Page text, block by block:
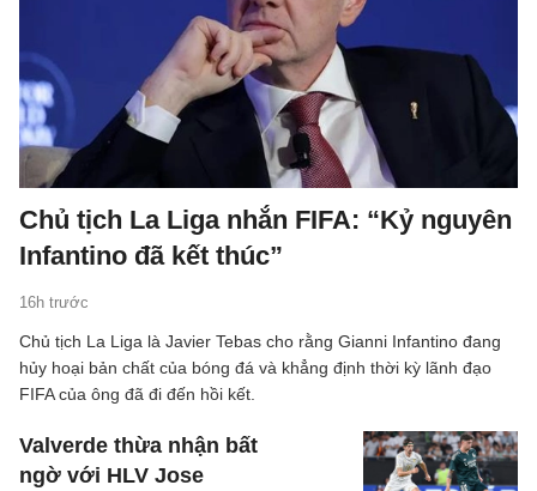
Chủ tịch La Liga nhắn FIFA: “Kỷ nguyên
Infantino đã kết thúc”
16h trước
Chủ tịch La Liga là Javier Tebas cho rằng Gianni Infantino đang
hủy hoại bản chất của bóng đá và khẳng định thời kỳ lãnh đạo
FIFA của ông đã đi đến hồi kết.
Valverde thừa nhận bất
ngờ với HLV Jose